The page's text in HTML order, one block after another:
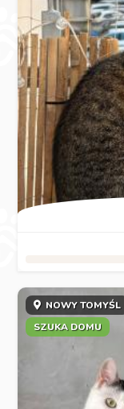
NOWY TOMYŚL
SZUKA DOMU